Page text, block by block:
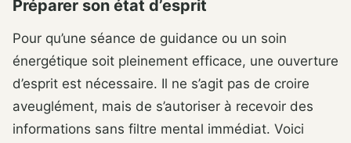
Préparer son état d’esprit
Pour qu’une séance de guidance ou un soin
énergétique soit pleinement efficace, une ouverture
d’esprit est nécessaire. Il ne s’agit pas de croire
aveuglément, mais de s’autoriser à recevoir des
informations sans filtre mental immédiat. Voici